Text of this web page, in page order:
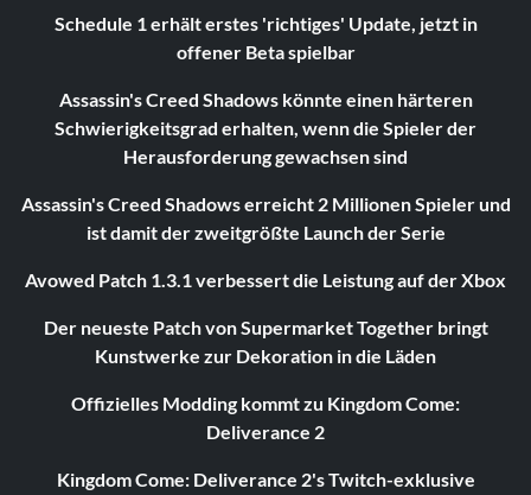
Schedule 1 erhält erstes 'richtiges' Update, jetzt in
offener Beta spielbar
Assassin's Creed Shadows könnte einen härteren
Schwierigkeitsgrad erhalten, wenn die Spieler der
Herausforderung gewachsen sind
Assassin's Creed Shadows erreicht 2 Millionen Spieler und
ist damit der zweitgrößte Launch der Serie
Avowed Patch 1.3.1 verbessert die Leistung auf der Xbox
Der neueste Patch von Supermarket Together bringt
Kunstwerke zur Dekoration in die Läden
Offizielles Modding kommt zu Kingdom Come:
Deliverance 2
Kingdom Come: Deliverance 2's Twitch-exklusive